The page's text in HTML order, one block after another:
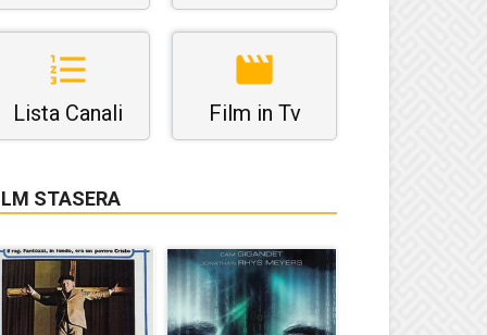
Lista Canali Film in Tv
STASERA